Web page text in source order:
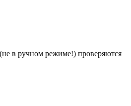
в ручном режиме!) проверяются